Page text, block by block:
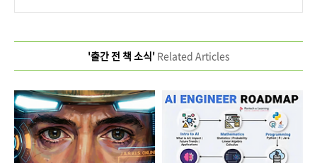
'출간 전 책 소식'Related Articles